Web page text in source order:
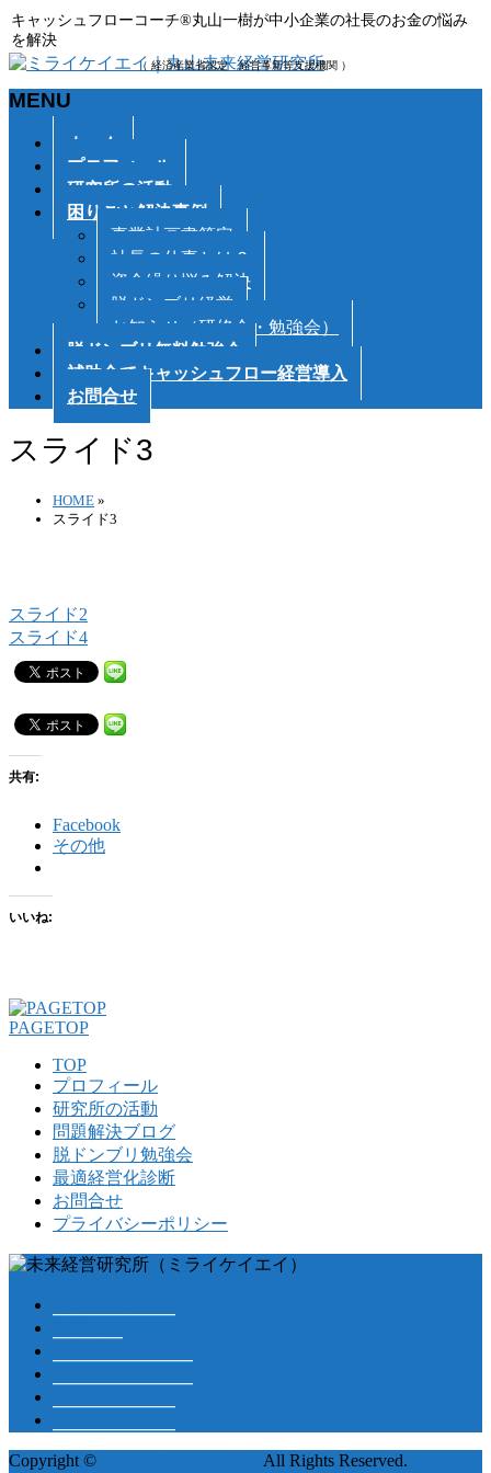
キャッシュフローコーチ®丸山一樹が中小企業の社長のお金の悩み
を解決
（ 経済産業省認定 経営革新等支援機関 ）
MENU
ホーム
プロフィール
研究所の活動
困りごと解決事例
事業計画書策定
社長の仕事とは？
資金繰り悩み解決
脱ドンブリ経営
お知らせ（研修会・勉強会）
脱ドンブリ無料勉強会
補助金でキャッシュフロー経営導入
お問合せ
スライド3
HOME »
スライド3
スライド2
スライド4
共有:
Facebook
その他
いいね:
PAGETOP
TOP
プロフィール
研究所の活動
問題解決ブログ
脱ドンブリ勉強会
最適経営化診断
お問合せ
プライバシーポリシー
Copyright © All Rights Reserved.